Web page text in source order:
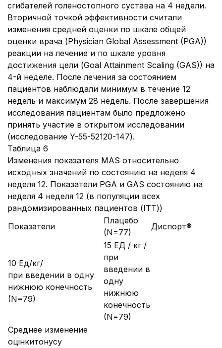
сгибателей голеностопного сустава на 4 недели.
Вторичной точкой эффективности считали
изменения средней оценки по шкале общей
оценки врача (Physician Global Assessment (PGA))
реакции на лечение и по шкале уровня
достижения цели (Goal Attainment Scaling (GAS)) на
4-й неделе. После лечения за состоянием
пациентов наблюдали минимум в течение 12
недель и максимум 28 недель. После завершения
исследования пациентам было предложено
принять участие в открытом исследовании
(исследование Y-55-52120-147).
Таблица 6
Изменения показателя MAS относительно
исходных значений по состоянию на неделя 4
неделя 12. Показатели PGA и GAS состоянию на
неделя 4 неделя 12 (в популяции всех
рандомизированных пациентов (ITT))
Показатели
Плацебо
(N=77)
Диспорт®
10 Ед/кг/
при введении в одну
нижнюю конечность
(N=79)
15 ЕД / кг /
при
введении в
одну
нижнюю
конечность
(N=79)
Среднее изменение
оцінкитонусу